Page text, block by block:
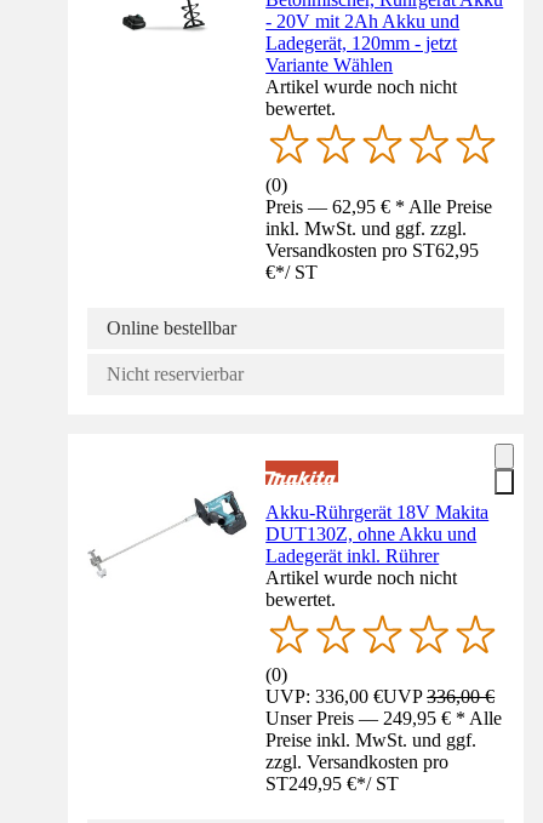
- 20V mit 2Ah Akku und
Ladegerät, 120mm - jetzt
Variante Wählen
Artikel wurde noch nicht
bewertet.
(0)
Preis — 62,95 € * Alle Preise
inkl. MwSt. und ggf. zzgl.
Versandkosten pro ST62,95
€*/ ST
Online bestellbar
Nicht reservierbar
Akku-Rührgerät 18V Makita
DUT130Z, ohne Akku und
Ladegerät inkl. Rührer
Artikel wurde noch nicht
bewertet.
(0)
UVP: 336,00 €UVP336,00 €
Unser Preis — 249,95 € * Alle
Preise inkl. MwSt. und ggf.
zzgl. Versandkosten pro
ST249,95 €*/ ST